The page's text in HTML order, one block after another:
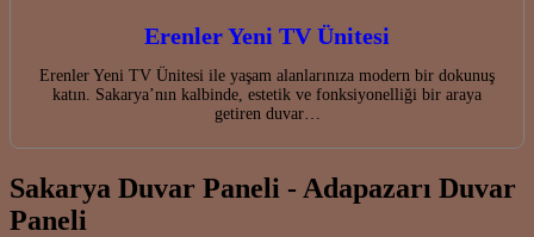
Erenler Yeni TV Ünitesi
Erenler Yeni TV Ünitesi ile yaşam alanlarınıza modern bir dokunuş
katın. Sakarya’nın kalbinde, estetik ve fonksiyonelliği bir araya
getiren duvar…
Sakarya Duvar Paneli - Adapazarı Duvar
Paneli